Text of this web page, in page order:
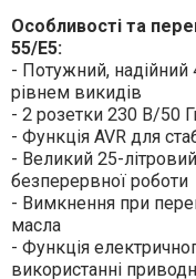
Особливості та
55/E5:
- Потужний, надійний
рівнем викидів
- 2 розетки 230 В/50
- Функція AVR для
- Великий 25-
безперервної роботи
- Вимкнення при
масла
- Функція
використанні